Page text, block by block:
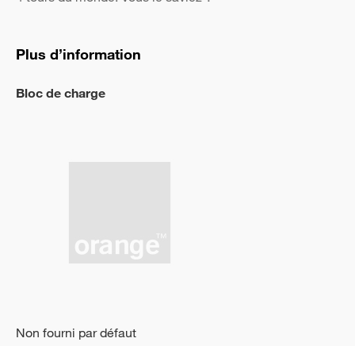
Plus d’information
Bloc de charge
Non fourni par défaut